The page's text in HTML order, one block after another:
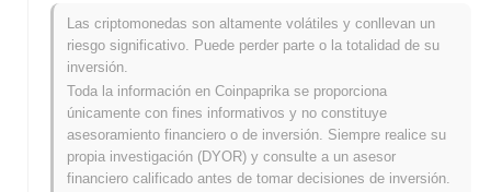
Máximo Histórico (ATH): €0.033436
Mínimo Histórico (ATL): €0.00
SB coin se negocia actualmente~100.00%por debajo de su ATH
¿Cómo se está desempeñando SB coin en
comparación con el mercado cripto en general?
Las criptomonedas son altamente volátiles y conllevan un
riesgo significativo. Puede perder parte o la totalidad de su
inversión.
Toda la información en Coinpaprika se proporciona
únicamente con fines informativos y no constituye
asesoramiento financiero o de inversión. Siempre realice su
propia investigación (DYOR) y consulte a un asesor
financiero calificado antes de tomar decisiones de inversión.